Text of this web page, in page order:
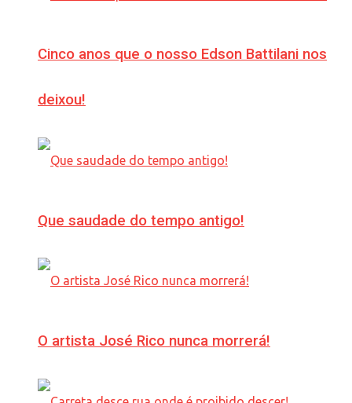
Cinco anos que o nosso Edson Battilani nos
deixou!
Que saudade do tempo antigo!
O artista José Rico nunca morrerá!